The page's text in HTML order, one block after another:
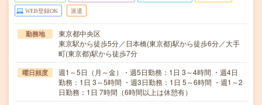
WEB登録OK 派遣
勤務地
東京都中央区
東京駅から徒歩5分／日本橋(東京都)駅から徒歩6分／大手
町(東京都)駅から徒歩7分
曜日頻度
週1～5日（月～金）・週5日勤務：1日 3～4時間 ・週4日
勤務：1日 3～5時間 ・週3日勤務：1日 5～6時間 ・週1～2
日勤務：1日 7時間（6時間以上は休憩有）